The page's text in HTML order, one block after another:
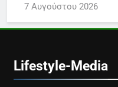
7 Αυγούστου 2026
Lifestyle-Media
1